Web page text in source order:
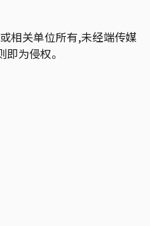
或相关单位所有,未经端传媒
为侵权。